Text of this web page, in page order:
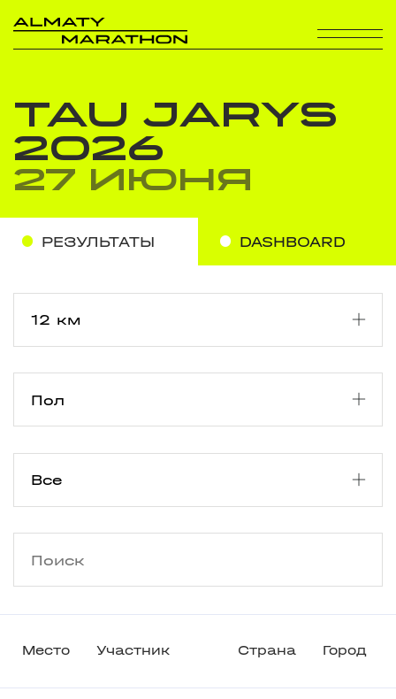
TAU JARYS
2026
27 июня
РЕЗУЛЬТАТЫ DASHBOARD
Место Участник Страна Город